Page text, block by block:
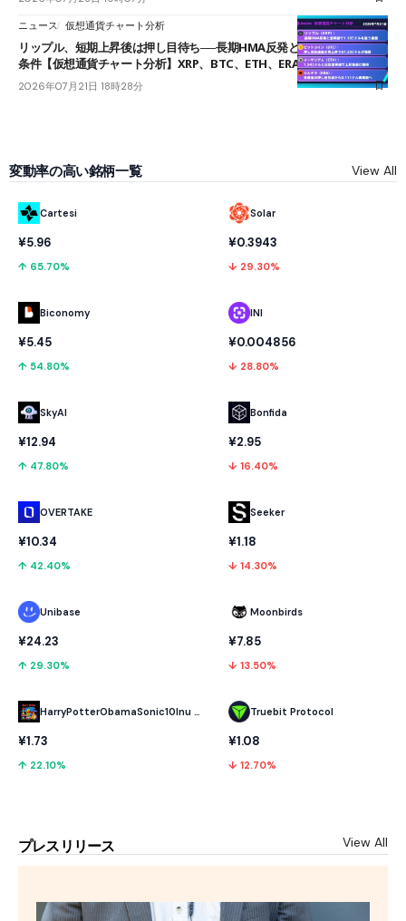
ニュース 仮想通貨チャート分析
リップル、短期上昇後は押し目待ち──長期HMA反発と雲上抜けが買い
条件【仮想通貨チャート分析】XRP、BTC、ETH、ERA
2026年07月21日 18時28分
変動率の高い銘柄一覧 View All
Cartesi
¥5.96
↑ 65.70%
Biconomy
¥5.45
↑ 54.80%
SkyAI
¥12.94
↑ 47.80%
OVERTAKE
¥10.34
↑ 42.40%
Unibase
¥24.23
↑ 29.30%
HarryPotterObamaSonic10Inu (ETH)
¥1.73
↑ 22.10%
Solar
¥0.3943
↓ 29.30%
INI
¥0.004856
↓ 28.80%
Bonfida
¥2.95
↓ 16.40%
Seeker
¥1.18
↓ 14.30%
Moonbirds
¥7.85
↓ 13.50%
Truebit Protocol
¥1.08
↓ 12.70%
プレスリリース View All